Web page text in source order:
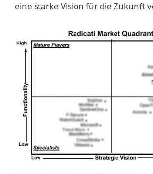
eine starke Vision für die Zukunft